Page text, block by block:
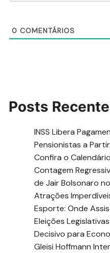
0 COMENTÁRIOS
Posts
INSS Libera
Pensionistas a
Confira o
Contagem
de Jair Bolsonaro
Atrações
Esporte: Onde
Eleições
Decisivo para
Gleisi Hoffmann